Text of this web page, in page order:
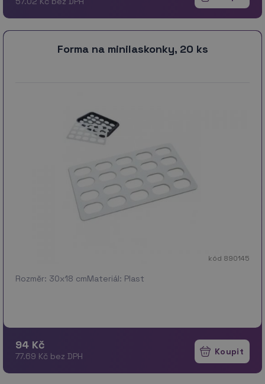
Forma na minilaskonky, 20 ks
kód 890145
Rozměr: 30x18 cmMateriál: Plast
94 Kč
77.69 Kč bez DPH